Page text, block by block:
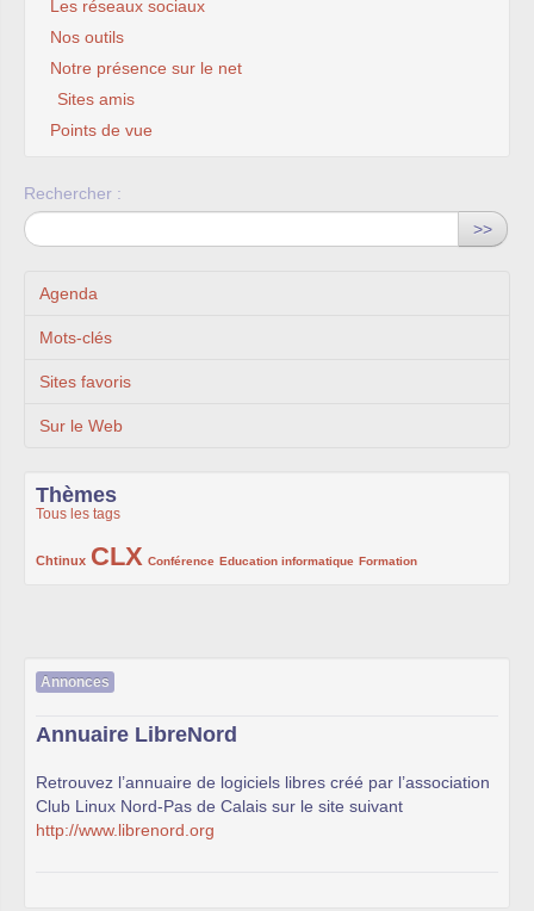
Les réseaux sociaux
Nos outils
Notre présence sur le net
Sites amis
Points de vue
Rechercher :
>>
Agenda
Mots-clés
Sites favoris
Sur le Web
Thèmes
Tous les tags
Chtinux
222/1002CLX
1002/1002 Conférence
132/1002 Education informatique
119/1002 Formation
168/1002
Annonces
Annuaire LibreNord
Retrouvez l’annuaire de logiciels libres créé par l’association
Club Linux Nord-Pas de Calais sur le site suivant
http://www.librenord.org